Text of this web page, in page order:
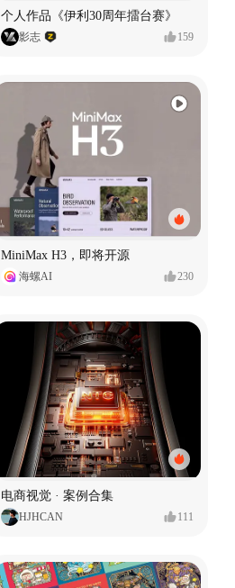
个人作品《伊利30周年擂台赛》
影志 159
MiniMax H3，即将开源
海螺AI 230
电商视觉 · 案例合集
HJHCAN 111